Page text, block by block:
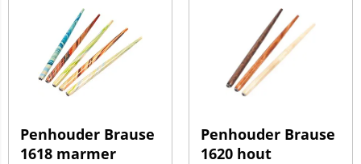
Penhouder Brause
1618 marmer
Penhouder Brause
1620 hout